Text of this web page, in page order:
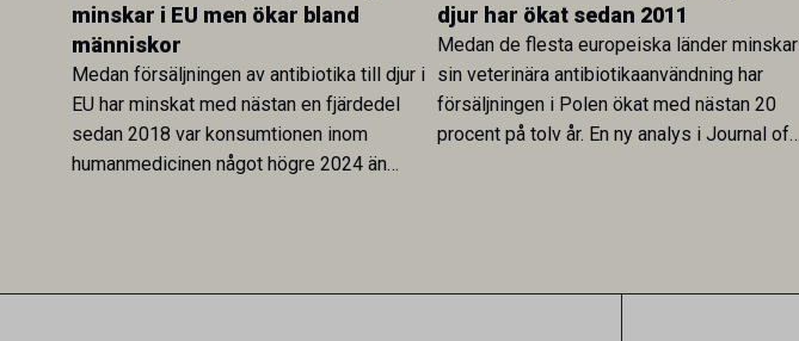
minskar i EU men ökar bland
människor
Medan försäljningen av antibiotika till djur i
EU har minskat med nästan en fjärdedel
sedan 2018 var konsumtionen inom
humanmedicinen något högre 2024 än
djur har ökat sedan 2011
Medan de flesta europeiska länder minskar
sin veterinära antibiotikaanvändning har
försäljningen i Polen ökat med nästan 20
procent på tolv år. En ny analys i Journal of